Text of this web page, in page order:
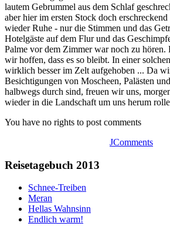
lautem Gebrummel aus dem Schlaf
aber hier im ersten Stock doch
wieder Ruhe - nur die Stimmen und das
Hotelgäste auf dem Flur und das
Palme vor dem Zimmer war noch zu hören.
wir hoffen, dass es so bleibt. In einer
wirklich besser im Zelt aufgehoben ... Da
Besichtigungen von Moscheen, Palästen
halbwegs durch sind, freuen wir uns,
wieder in die Landschaft um uns herum
You have no rights to post comments
JComments
Reisetagebuch 2013
Schnee-Treiben
Meran
Hellas Wahnsinn
Endlich warm!